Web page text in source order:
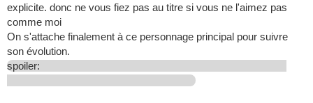
explicite. donc ne vous fiez pas au titre si vous ne l'aimez pas
comme moi
On s'attache finalement à ce personnage principal pour suivre
son évolution.
spoiler: